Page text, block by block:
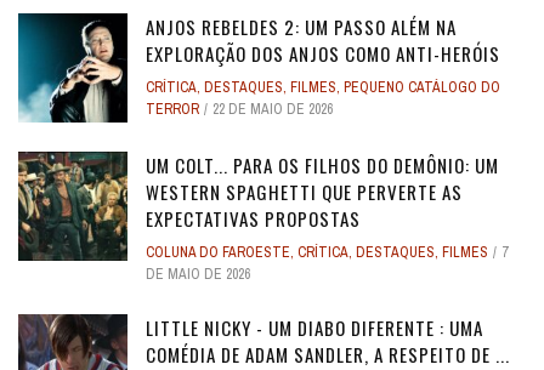
ANJOS REBELDES 2: UM PASSO ALÉM NA
EXPLORAÇÃO DOS ANJOS COMO ANTI-HERÓIS
CRÍTICA, DESTAQUES, FILMES, PEQUENO CATÁLOGO DO
TERROR
22 DE MAIO DE 2026
UM COLT... PARA OS FILHOS DO DEMÔNIO: UM
WESTERN SPAGHETTI QUE PERVERTE AS
EXPECTATIVAS PROPOSTAS
COLUNA DO FAROESTE, CRÍTICA, DESTAQUES, FILMES
7
DE MAIO DE 2026
LITTLE NICKY - UM DIABO DIFERENTE : UMA
COMÉDIA DE ADAM SANDLER, A RESPEITO DE ...